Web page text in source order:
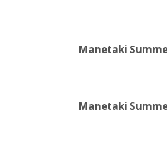
Manetaki
Manetaki